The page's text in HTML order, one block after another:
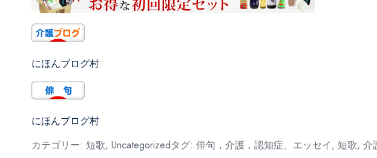
にほんブログ村
にほんブログ村
カテゴリー: 短歌, Uncategorizedタグ: 俳句，介護，認知症、エッセイ, 短歌, 介